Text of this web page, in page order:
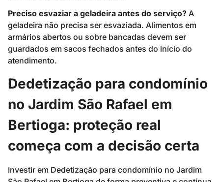
Preciso esvaziar a geladeira antes do serviço? A
geladeira não precisa ser esvaziada. Alimentos em
armários abertos ou sobre bancadas devem ser
guardados em sacos fechados antes do início do
atendimento.
Dedetização para condomínio
no Jardim São Rafael em
Bertioga: proteção real
começa com a decisão certa
Investir em Dedetização para condomínio no Jardim